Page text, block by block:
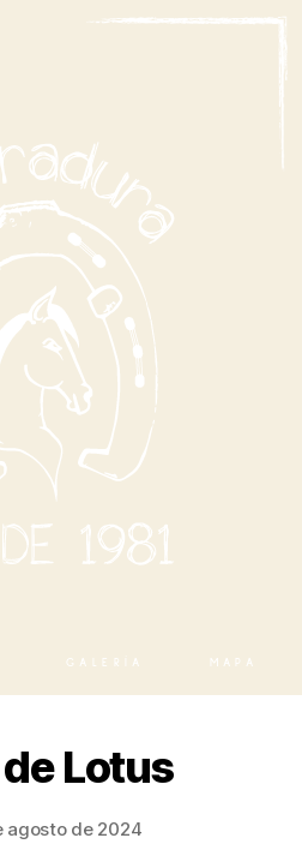
GALERÍA MAPA
Lotus
agosto de 2024